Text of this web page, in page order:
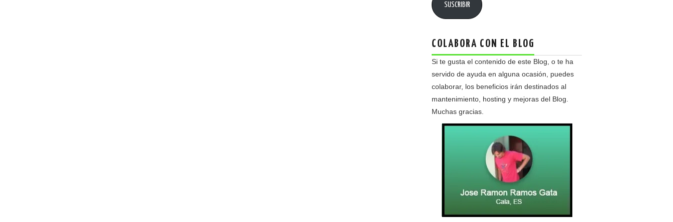
SUSCRIBIR
COLABORA CON EL BLOG
Si te gusta el contenido de este Blog, o te ha
servido de ayuda en alguna ocasión, puedes
colaborar, los beneficios irán destinados al
mantenimiento, hosting y mejoras del Blog.
Muchas gracias.